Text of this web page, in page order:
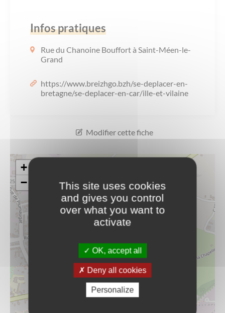
Travaux
Numérique
Annuaire de contacts
Infos pratiques
Rue du Chanoine Bouffort à Saint-Méen-le-
Grand
https://www.breizhgo.bzh/se-deplacer-en-
bretagne/se-deplacer-en-car/ille-et-vilaine
Modifier cette fiche
+
−
This site uses cookies
and gives you control
over what you want to
activate
OK, accept all
Deny all cookies
Personalize